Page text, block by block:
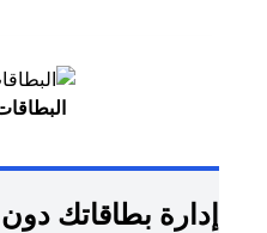
إدارة بطاقاتك